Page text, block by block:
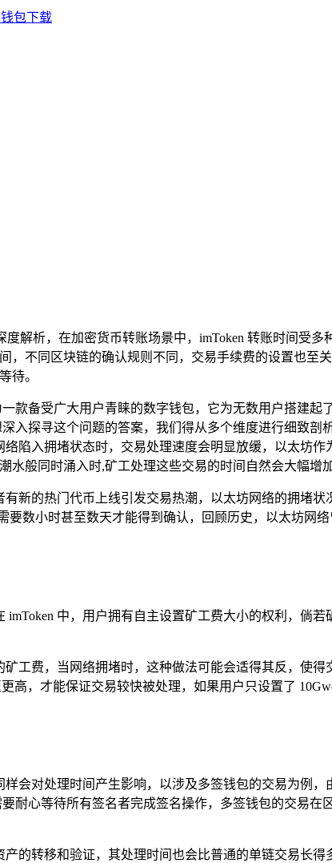
度解析，在加密货币转账场景中，imToken 转账时间受
，不同区块链的确认规则不同，交易手续费的设置也至
待。
款备受广大用户青睐的数字钱包，它为无数用户搭建
入探寻这个问题的答案，我们得从多个维度进行细致剖
陷入拥堵状态时，交易处理速度会明显放缓，以太坊
水般同时涌入时,矿工处理这些交易的时间自然会大幅增
新的热门代币上线引发交易热潮，以太坊网络的拥堵
要数小时甚至数天才能得到确认，回顾历史，以太坊网
中，用户拥有自主设置矿工费大小的权利，倘
工费，当网络拥堵时，这种做法可能会适得其反，使
高，才能保证交易较快被处理，如果用户只设置了
会对处理时间产生影响，以涉及多签钱包的交易为例
耐心等待所有签名者完成签名操作，多签钱包的交易
的转移和验证，其处理时间也会比普通的单链交易长